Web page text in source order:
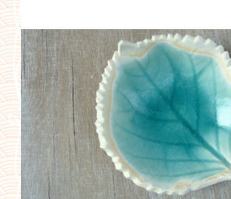
a propos
boutiques de créateurs
contact
politique de